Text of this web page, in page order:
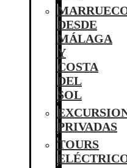
DESDE
MÁLAGA
Y
COSTA
DEL
SOL
PRIVADAS
TOURS